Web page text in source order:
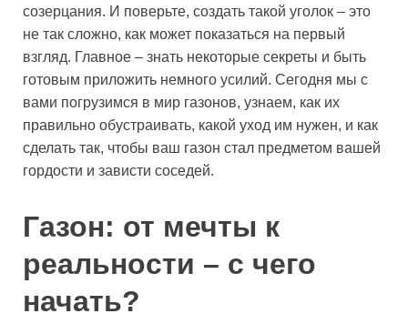
созерцания. И поверьте, создать такой уголок – это
не так сложно, как может показаться на первый
взгляд. Главное – знать некоторые секреты и быть
готовым приложить немного усилий. Сегодня мы с
вами погрузимся в мир газонов, узнаем, как их
правильно обустраивать, какой уход им нужен, и как
сделать так, чтобы ваш газон стал предметом вашей
гордости и зависти соседей.
Газон: от мечты к
реальности – с чего
начать?